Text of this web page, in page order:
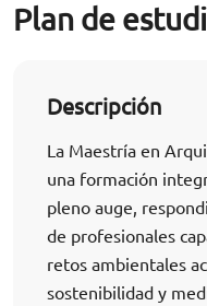
Plan de
Descripción
La Maestría en
una formación
pleno auge,
de profesionales
retos ambientales
sostenibilidad y